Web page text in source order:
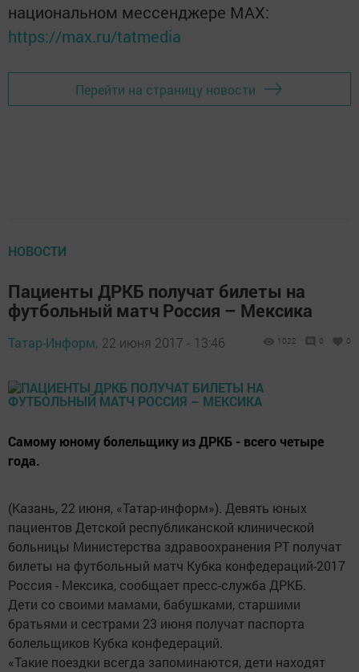
национальном мессенджере MАХ:
https://max.ru/tatmedia
Перейти на страницу новости
НОВОСТИ
Пациенты ДРКБ получат билеты на
футбольный матч Россия – Мексика
Татар-Информ, 22 июня 2017 - 13:46 1022 0 0
Самому юному болельщику из ДРКБ - всего четыре
года.
(Казань, 22 июня, «Татар-информ»). Девять юных
пациентов Детской республиканской клинической
больницы Министерства здравоохранения РТ получат
билеты на футбольный матч Кубка конфедераций-2017
Россия - Мексика, сообщает пресс-служба ДРКБ.
Дети со своими мамами, бабушками, старшими
братьями и сестрами 23 июня получат паспорта
болельщиков Кубка конфедераций.
«Такие поездки всегда запоминаются, дети находят